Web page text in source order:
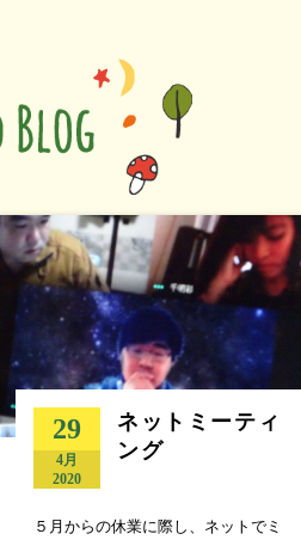
29
4月
2020
ネットミーティ
ング
５月からの休業に際し、ネットでミ